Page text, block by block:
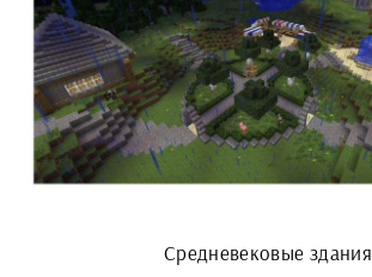
Средневековые здания